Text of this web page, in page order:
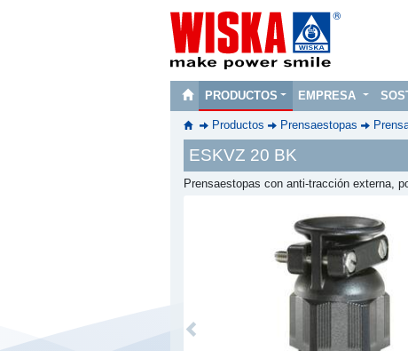
PRODUCTOS EMPRESA
Productos Prensaestopas
ESKVZ 20 BK
Prensaestopas con anti-tracción externa,
Previous